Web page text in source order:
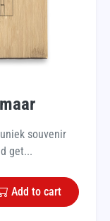
souvenir
get...
Add to cart